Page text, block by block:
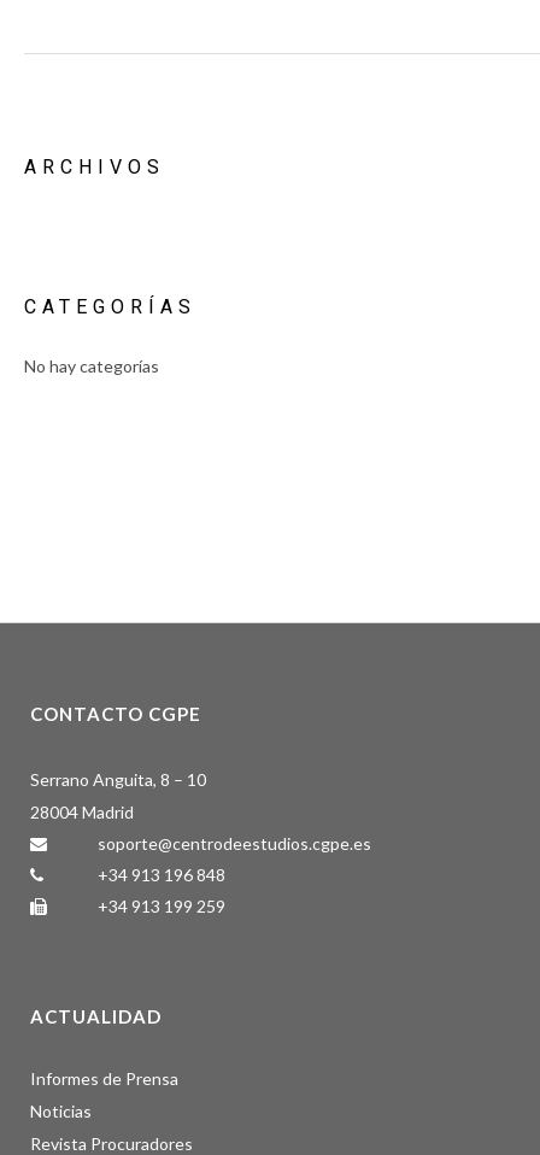
ARCHIVOS
CATEGORÍAS
No hay categorías
CONTACTO CGPE
Serrano Anguita, 8 – 10
28004 Madrid
soporte@centrodeestudios.cgpe.es
+34 913 196 848
+34 913 199 259
ACTUALIDAD
Informes de Prensa
Noticias
Revista Procuradores